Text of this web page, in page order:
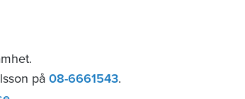
på 08-6661543.